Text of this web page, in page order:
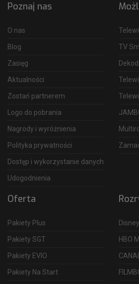
Poznaj nas
O nas
Blog
Zasięg
Aktualności
Zostań partnerem
Logo do pobrania
Nagrody i wyróżnienia
Polityka prywatności
Dostęp i wykorzystanie danych
Udogodnienia
TV
Oferta
Pakiety Plus
Pakiety SGT
Pakiety EVIO
Pakiety Na Start
HBO